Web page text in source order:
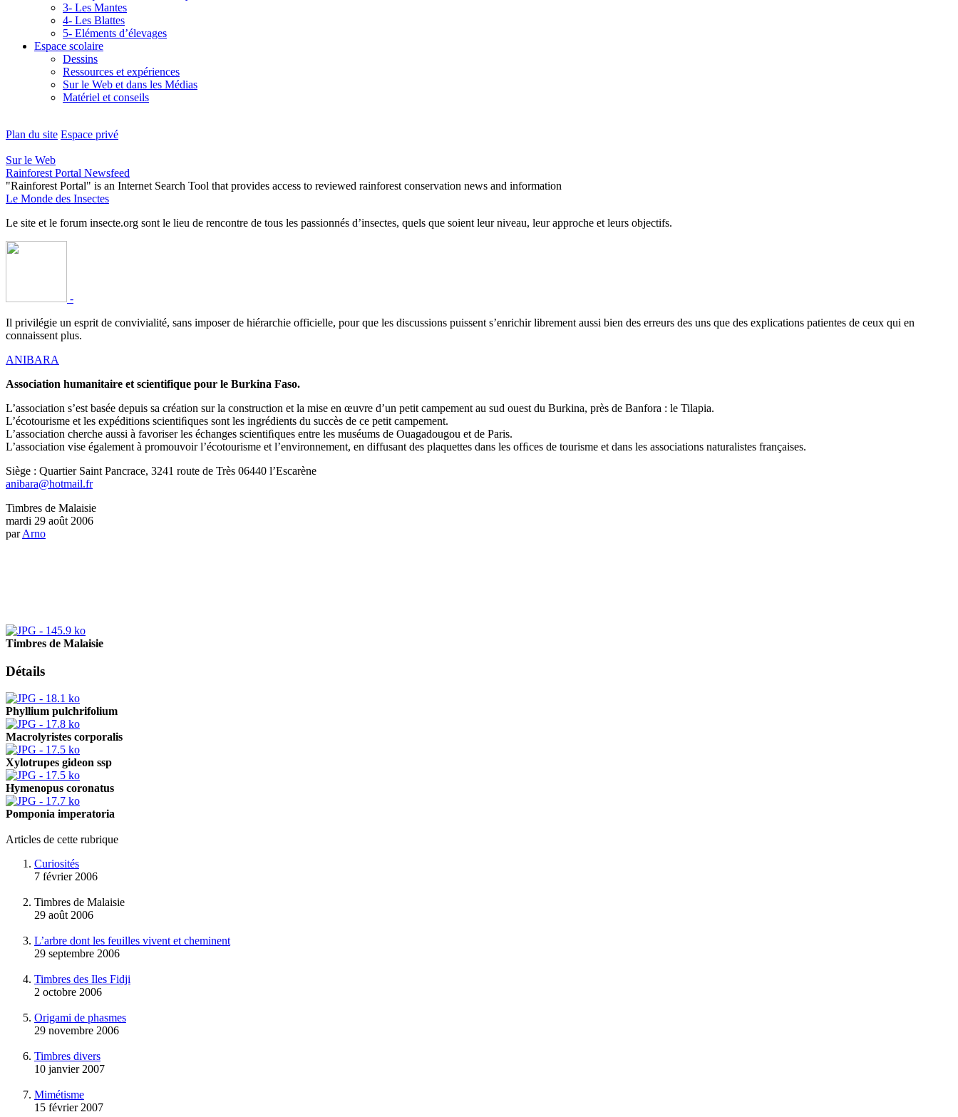
3- Les Mantes
4- Les Blattes
5- Eléments d’élevages
Espace scolaire
Dessins
Ressources et expériences
Sur le Web et dans les Médias
Matériel et conseils
Plan du site Espace privé
Sur le Web
Rainforest Portal Newsfeed
"Rainforest Portal" is an Internet Search Tool that provides access to reviewed rainforest conservation news and information
Le Monde des Insectes
Le site et le forum insecte.org sont le lieu de rencontre de tous les passionnés d’insectes, quels que soient leur niveau, leur approche et leurs objectifs.
-
Il privilégie un esprit de convivialité, sans imposer de hiérarchie officielle, pour que les discussions puissent s’enrichir librement aussi bien des erreurs des uns que des explications patientes de ceux qui en
connaissent plus.
ANIBARA
Association humanitaire et scientifique pour le Burkina Faso.
L’association s’est basée depuis sa création sur la construction et la mise en œuvre d’un petit campement au sud ouest du Burkina, près de Banfora : le Tilapia.
L’écotourisme et les expéditions scientiﬁques sont les ingrédients du succès de ce petit campement.
L’association cherche aussi à favoriser les échanges scientiﬁques entre les muséums de Ouagadougou et de Paris.
L’association vise également à promouvoir l’écotourisme et l’environnement, en diffusant des plaquettes dans les ofﬁces de tourisme et dans les associations naturalistes françaises.
Siège : Quartier Saint Pancrace, 3241 route de Très 06440 l’Escarène
anibara@hotmail.fr
Timbres de Malaisie
mardi 29 août 2006
parArno
Timbres de Malaisie
Détails
Phyllium pulchrifolium
Macrolyristes corporalis
Xylotrupes gideon ssp
Hymenopus coronatus
Pomponia imperatoria
Articles de cette rubrique
Curiosités
7 février 2006
Timbres de Malaisie
29 août 2006
L’arbre dont les feuilles vivent et cheminent
29 septembre 2006
Timbres des Iles Fidji
2 octobre 2006
Origami de phasmes
29 novembre 2006
Timbres divers
10 janvier 2007
Mimétisme
15 février 2007